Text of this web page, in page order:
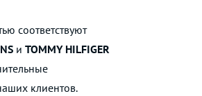
соответствуют
и TOMMY HILFIGER
клиентов.